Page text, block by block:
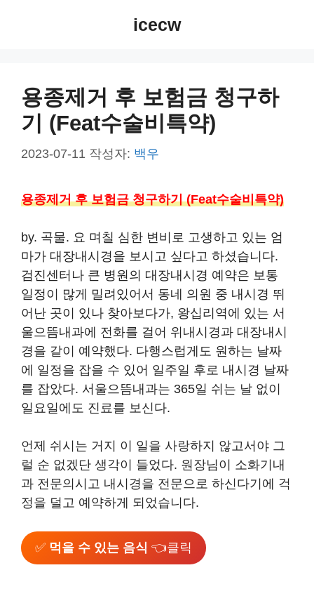
icecw
용종제거 후 보험금 청구하
기 (Feat수술비특약)
2023-07-11 작성자: 백우
용종제거 후 보험금 청구하기 (Feat수술비특약)
by. 곡물. 요 며칠 심한 변비로 고생하고 있는 엄
마가 대장내시경을 보시고 싶다고 하셨습니다.
검진센터나 큰 병원의 대장내시경 예약은 보통
일정이 많게 밀려있어서 동네 의원 중 내시경 뛰
어난 곳이 있나 찾아보다가, 왕십리역에 있는 서
울으뜸내과에 전화를 걸어 위내시경과 대장내시
경을 같이 예약했다. 다행스럽게도 원하는 날짜
에 일정을 잡을 수 있어 일주일 후로 내시경 날짜
를 잡았다. 서울으뜸내과는 365일 쉬는 날 없이
일요일에도 진료를 보신다.
언제 쉬시는 거지 이 일을 사랑하지 않고서야 그
럴 순 없겠단 생각이 들었다. 원장님이 소화기내
과 전문의시고 내시경을 전문으로 하신다기에 걱
정을 덜고 예약하게 되었습니다.
✅ 먹을 수 있는 음식 👈클릭